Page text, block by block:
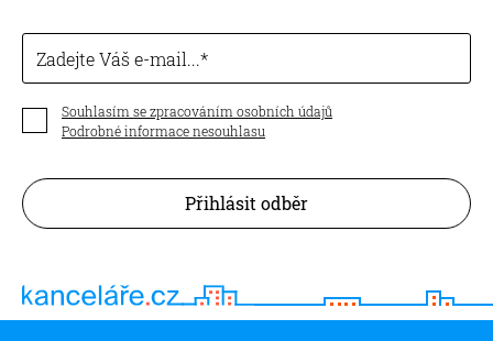
Zadejte Váš e-mail...
Souhlasím se zpracováním osobních údajů
Podrobné informace nesouhlasu
Přihlásit odběr